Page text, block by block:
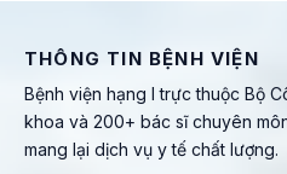
THÔNG TIN BỆNH VIỆN
Bệnh viện hạng I trực thuộc Bộ
khoa và 200+ bác sĩ chuyên
mang lại dịch vụ y tế chất lượng.